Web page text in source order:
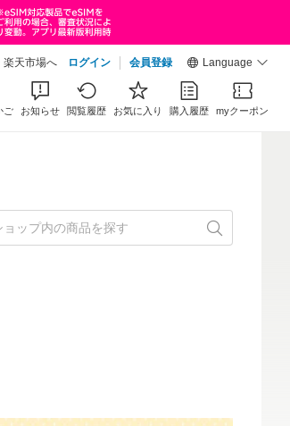
楽天市場へ ログイン 会員登録 Language
ご お知らせ 閲覧履歴 お気に入り 購入履歴 myクーポン